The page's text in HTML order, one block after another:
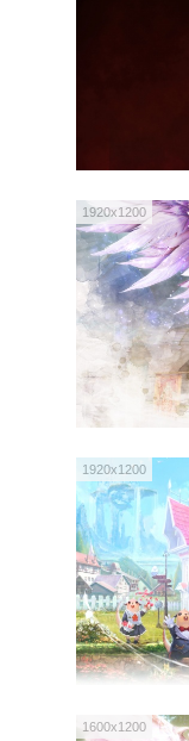
1920x1200
1920x1200
1600x1200